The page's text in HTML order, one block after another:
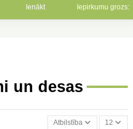
Ienākt Iepirkumu grozs:
un desas
Atbilstība 12